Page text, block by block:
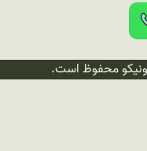
محفوظ است.